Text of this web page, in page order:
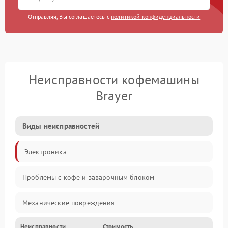
Отправляя, Вы соглашаетесь с политикой конфиденциальности
Неисправности кофемашины
Brayer
Виды неисправностей
Электроника
Проблемы с кофе и заварочным блоком
Механические повреждения